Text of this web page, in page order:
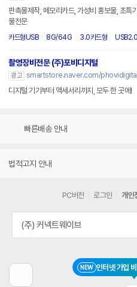
NEW 인터넷 가입
판촉물제작, 메모리카드, 가성비 홍보물, 초특
물전문
카드형USB 8G/64G 3.0카드형 USB2.0
촬영장비전문 (주)포비디지털
광고 smartstore.naver.com/
디지털 기기부터 액세서리까지, 모두 한 곳에!
빠른배송 안내
법적고지 안내
PC버전 로그인 개인
(주) 커넥트웨이브